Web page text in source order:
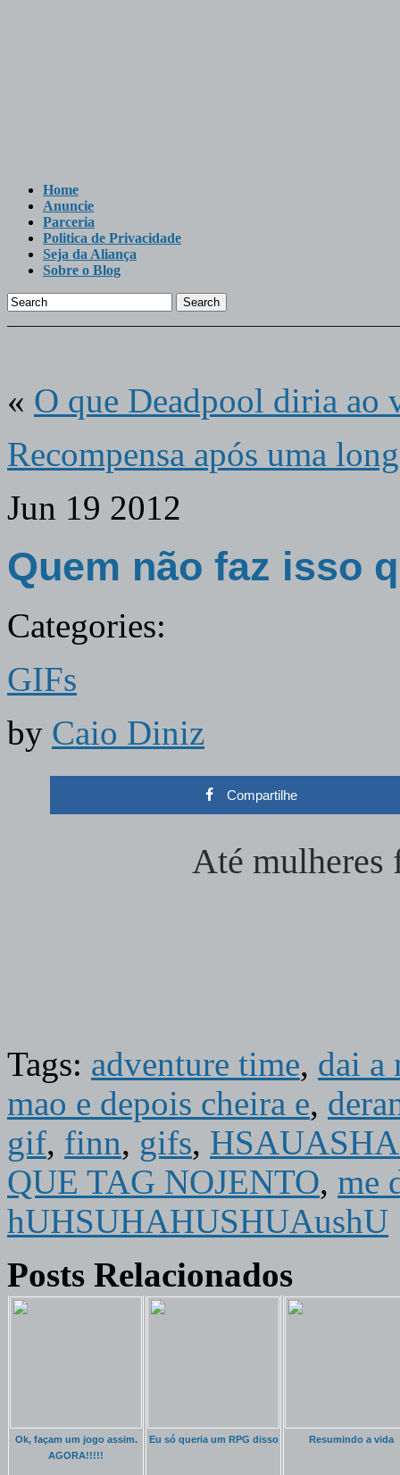
Home
Anuncie
Parceria
Politica de Privacidade
Seja da Aliança
Sobre o Blog
Search
« O que Deadpool diria ao
Recompensa após uma
Jun 19 2012
Quem não faz isso
Categories:
GIFs
by Caio Diniz
Compartilhe
Até mulheres
Tags: adventure time, dai a
mao e depois cheira e,
gif, finn, gifs,
QUE TAG NOJENTO, me
hUHSUHAHUSHUAushU
Posts Relacionados
Ok, façam um jogo assim.
AGORA!!!!!
Eu só queria um RPG disso Resumindo a vida